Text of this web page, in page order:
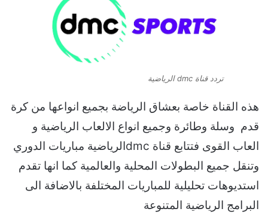
تردد قناة dmc الرياضية
هذه القناة خاصة بعشاق الرياضة بجميع انواعها من كرة
قدم وسلة وطائرة وجميع انواع الالعاب الرياضية و
العاب القوى فتتابع قناة dmcالرياضية مباريات الدوري
وتنقل جميع البطولات المحلية والعالمية كما انها تقدم
استديوهات تحليلية للمباريات المختلفة بالاضافة الى
البرامج الرياضية المتنوعة